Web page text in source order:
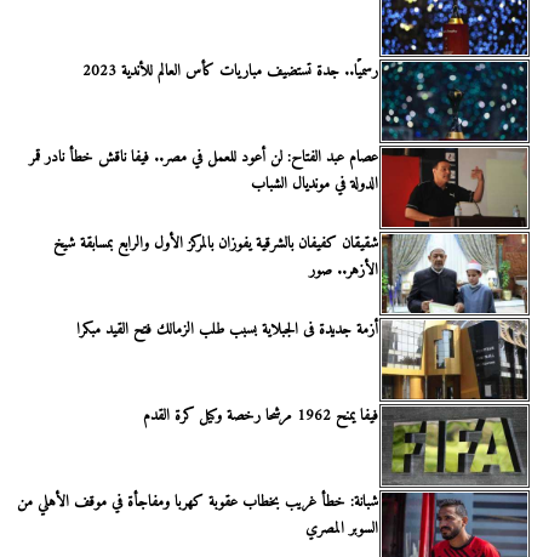
رسميًا.. جدة تستضيف مباريات كأس العالم للأندية 2023
عصام عبد الفتاح: لن أعود للعمل في مصر.. فيفا ناقش خطأ نادر قمر
الدولة في مونديال الشباب
شقيقان كفيفان بالشرقية يفوزان بالمركز الأول والرابع بمسابقة شيخ
الأزهر.. صور
أزمة جديدة فى الجبلاية بسبب طلب الزمالك فتح القيد مبكرا
فيفا يمنح 1962 مرشحا رخصة وكيل كرة القدم
شبانة: خطأ غريب بخطاب عقوبة كهربا ومفاجأة في موقف الأهلي من
السوبر المصري